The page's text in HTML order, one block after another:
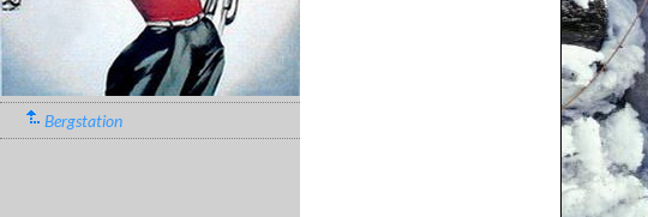
Bergstation